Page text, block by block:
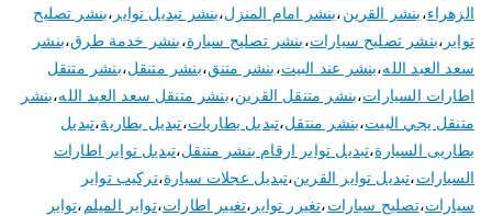
الزهراء،بنشر القرين،بنشر امام المنزل،بنشر تبديل تواير ،بنشر تصليح
تواير ،بنشر تصليح سيارات،بنشر تصليح سيارة،بنشر خدمة طرق،بنشر
سعد العبد الله،بنشر عند البيت،بنشر متنق،بنشر متنقل،بنشر متنقل
اطارات السيارات،بنشر متنقل القرين،بنشر متنقل سعد العبد الله،بنشر
متنقل يجي البيت،بنشر منتقل،تبديل بطاريات،تبديل بطارية،تبديل
بطاريى السيارة،تبديل تواير ارقام بنشر متنقل،تبديل تواير اطارات
السيارات،تبديل تواير القرين،تبديل عجلات سيارة،تركيب تواير
سيارات،تصليح سيارات،تغيرر تواير ،تغيير اطارات،تواير الميلم،تواير